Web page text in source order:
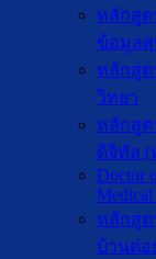
หลักสูต
ข้อมูล
หลักสู
วิทยา
หลักสู
ดิจิทัล (
Doctor
Medical
หลักสูต
บ้านต่อ